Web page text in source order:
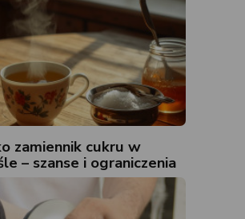
zamiennik cukru w
– szanse i ograniczenia